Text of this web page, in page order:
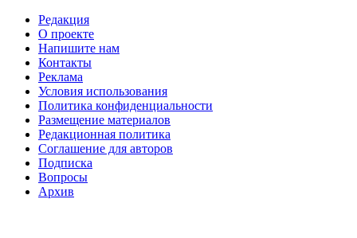
Редакция
О проекте
Напишите нам
Контакты
Реклама
Условия использования
Политика конфиденциальности
Размещение материалов
Редакционная политика
Соглашение для авторов
Подписка
Вопросы
Архив